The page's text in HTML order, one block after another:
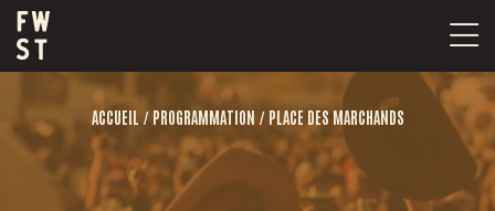
Passer
au
contenu
ACCUEIL / PROGRAMMATION / PLACE DES MARCHANDS